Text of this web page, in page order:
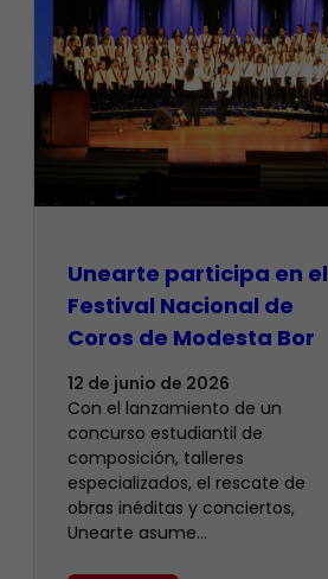
Unearte participa en el
Festival Nacional de
Coros de Modesta Bor
12 de junio de 2026
​Con el lanzamiento de un
concurso estudiantil de
composición, talleres
especializados, el rescate de
obras inéditas y conciertos,
Unearte asume…